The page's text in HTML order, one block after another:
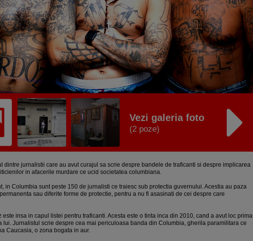
Vezi galeria foto
(2 poze)
dintre jurnalistii care au avut curajul sa scrie despre bandele de traficanti si despre implicarea
in afacerile murdare ce ucid societatea columbiana.
in Columbia sunt peste 150 de jurnalisti ce traiesc sub protectia guvernului. Acestia au paza
sau diferite forme de protectie, pentru a nu fi asasinati de cei despre care
este insa in capul listei pentru traficanti. Acesta este o tinta inca din 2010, cand a avut loc prima
lui. Jurnalistul scrie despre cea mai periculoasa banda din Columbia, gherila paramilitara ce
Caucasia, o zona bogata in aur.